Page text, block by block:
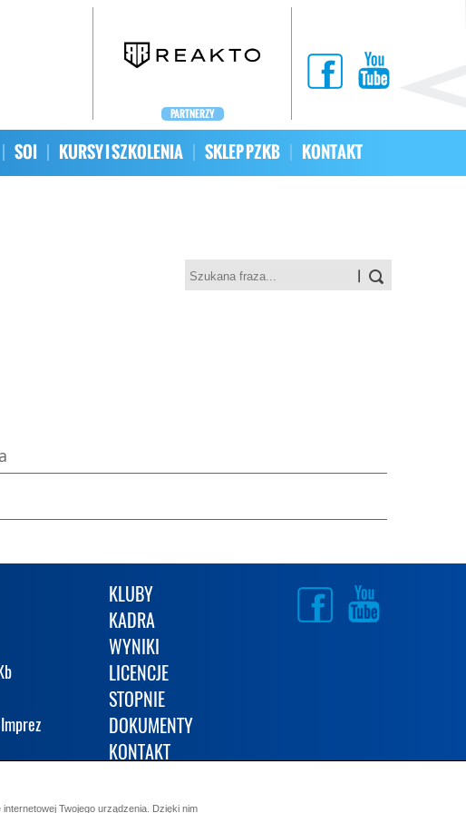
PARTNERZY
SOI KURSY I SZKOLENIA SKLEP PZKB KONTAKT
KLUBY
KADRA
WYNIKI
LICENCJE
STOPNIE
DOKUMENTY
KONTAKT
Twojego urządzenia. Dzięki nim